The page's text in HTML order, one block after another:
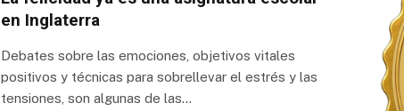
en Inglaterra
Debates sobre las emociones, objetivos vitales
positivos y técnicas para sobrellevar el estrés y las
tensiones, son algunas de las…